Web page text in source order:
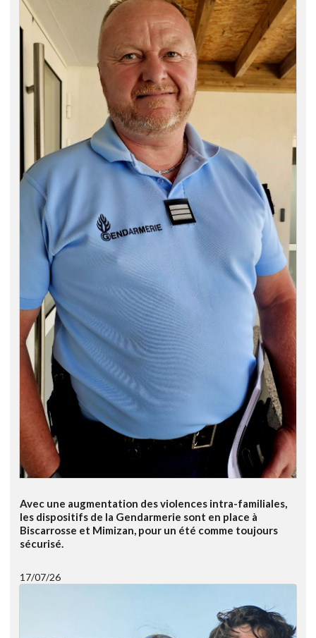
Avec une augmentation des violences intra-familiales,
les dispositifs de la Gendarmerie sont en place à
Biscarrosse et Mimizan, pour un été comme toujours
sécurisé.
17/07/26